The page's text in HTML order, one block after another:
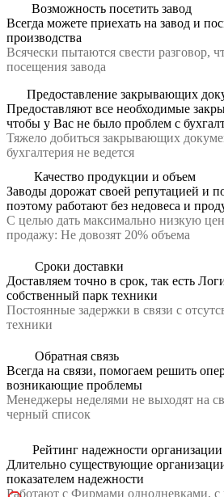
Возможность посетить завод
Всегда можете приехать на завод и
производства
Всячески пытаются свести разговор,
посещения завода
Предоставление закрывающих
Предоставляют все необходимые
чтобы у Вас не было проблем с
Тяжело добиться закрывающих
бухгалтерия не ведется
Качество продукции и объем
Заводы дорожат своей репутацией и
поэтому работают без недовеса и
С целью дать максимально низкую
продажу: Не довозят 20% объема
Сроки доставки
Доставляем точно в срок, так есть
собственный парк техники
Постоянные задержки в связи с
техники
Обратная связь
Всегда на связи, помогаем решить
возникающие проблемы
Менеджеры неделями не выходят на
черный список
Рейтинг надежности организации
Длительно существующие
показателем надежности
Работают с Фирмами однодневками,